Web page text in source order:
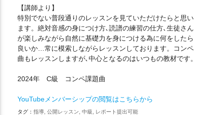
【講師より】
特別でない普段通りのレッスンを見ていただけたらと思い
ます。絶対音感の身につけ方､読譜の練習の仕方､生徒さん
が楽しみながら自然に基礎力を身につける為に何をしたら
良いか…常に模索しながらレッスンしております。コンペ
曲もレッスンしますが､中心となるのはいつもの教材です。
2024年 C級 コンペ課題曲
YouTubeメンバーシップの閲覧はこちらから
タグ： 指導, 公開レッスン, 中級, レポート提出可能